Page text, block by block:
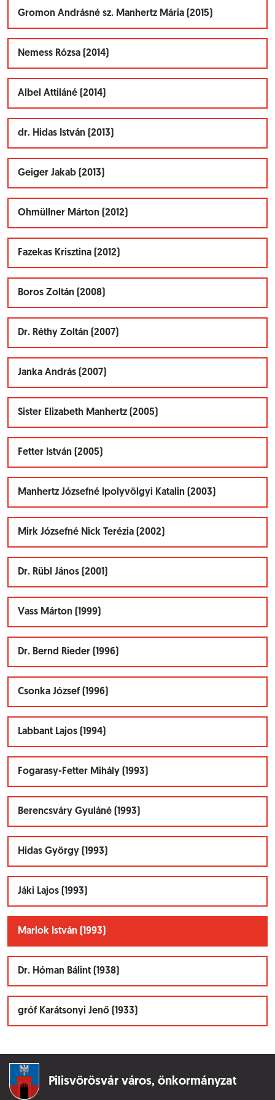
Gromon Andrásné sz. Manhertz Mária (2015)
Nemess Rózsa (2014)
Albel Attiláné (2014)
dr. Hidas István (2013)
Geiger Jakab (2013)
Ohmüllner Márton (2012)
Fazekas Krisztina (2012)
Boros Zoltán (2008)
Dr. Réthy Zoltán (2007)
Janka András (2007)
Sister Elizabeth Manhertz (2005)
Fetter István (2005)
Manhertz Józsefné Ipolyvölgyi Katalin (2003)
Mirk Józsefné Nick Terézia (2002)
Dr. Rübl János (2001)
Vass Márton (1999)
Dr. Bernd Rieder (1996)
Csonka József (1996)
Labbant Lajos (1994)
Fogarasy-Fetter Mihály (1993)
Berencsváry Gyuláné (1993)
Hidas György (1993)
Jáki Lajos (1993)
Marlok István (1993)
Dr. Hóman Bálint (1938)
gróf Karátsonyi Jenő (1933)
Pilisvörösvár város, önkormányzat